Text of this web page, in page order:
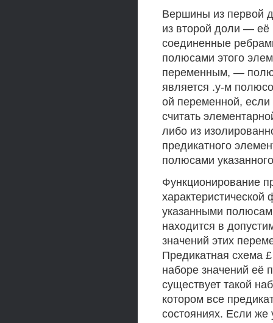
Вершины из первой
из второй доли —
соединенные
полюсами этого
переменным, —
является .у-м
ой переменной,
считать
либо из
предикатного
полюсами
Функционирование
указанными
находится в
значений этих
Предикатная схема
наборе значений её
существует такой
котором все
состояниях. Если же